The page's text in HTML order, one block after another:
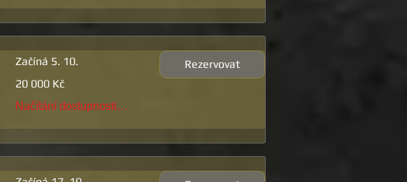
Začíná 5. 10.
českých
20 000 Kč
Načítání dostupnosti…
Rezervovat